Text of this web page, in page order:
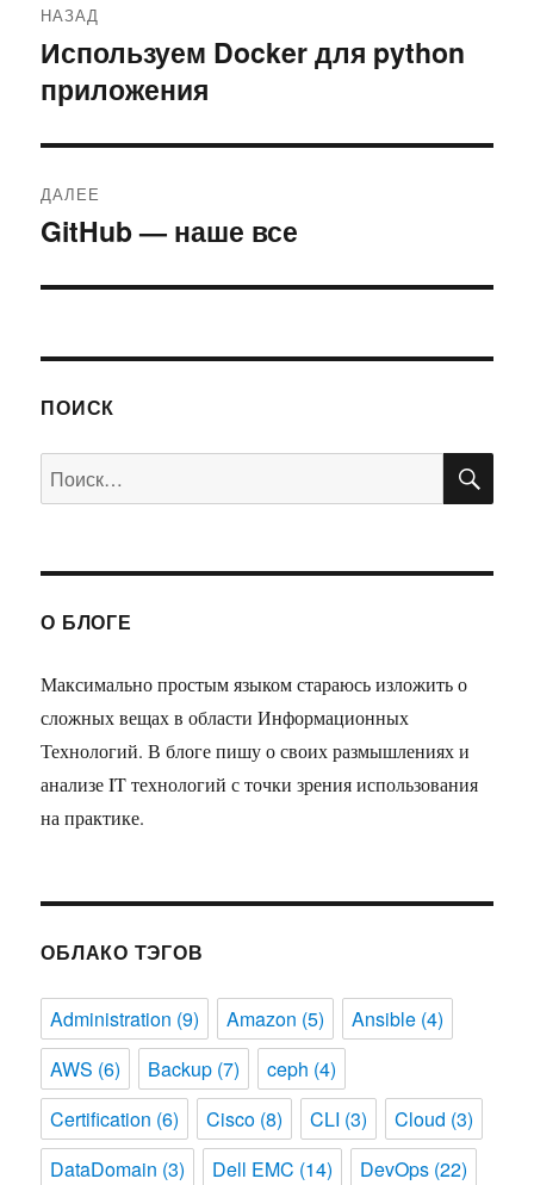
по
записям
НАЗАД
Предыдущая
запись:
Используем Docker для python
приложения
ДАЛЕЕ
Следующая
GitHub — наше все
ПОИСК
Искать:
О БЛОГЕ
Максимально простым языком стараюсь изложить о
сложных вещах в области Информационных
Технологий. В блоге пишу о своих размышлениях и
анализе IT технологий с точки зрения использования
на практике.
ОБЛАКО ТЭГОВ
Administration (9) Amazon (5) Ansible (4)
AWS (6) Backup (7) ceph (4)
Certification (6) Cisco (8) CLI (3) Cloud (3)
DataDomain (3) Dell EMC (14) DevOps (22)